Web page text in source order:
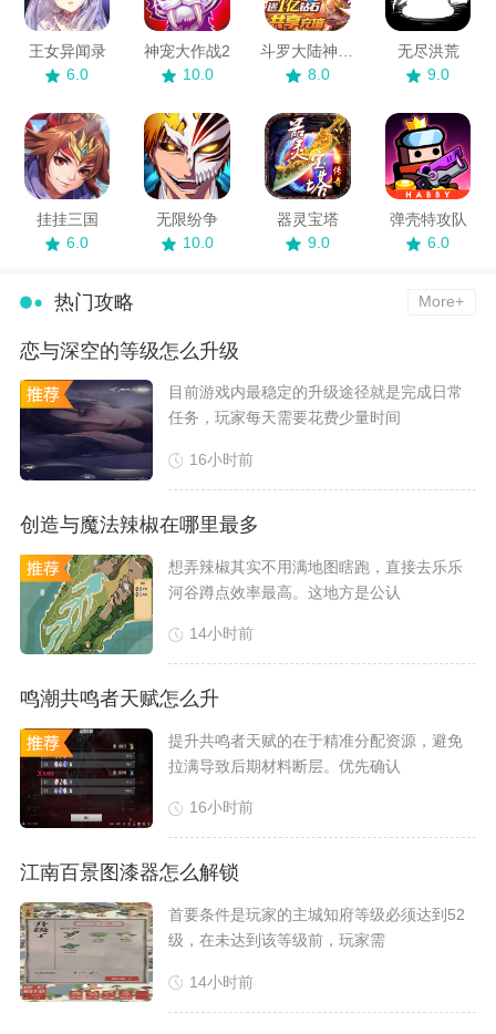
王女异闻录
6.0
神宠大作战2
10.0
8.0
无尽洪荒
9.0
挂挂三国
6.0
无限纷争
10.0
器灵宝塔
9.0
弹壳特攻队
6.0
热门攻略 More+
恋与深空的等级怎么升级
​目前游戏内最稳定的升级途径就是完成日常
任务，玩家每天需要花费少量时间
16小时前
创造与魔法辣椒在哪里最多
​想弄辣椒其实不用满地图瞎跑，直接去乐乐
河谷蹲点效率最高。这地方是公认
14小时前
鸣潮共鸣者天赋怎么升
​提升共鸣者天赋的在于精准分配资源，避免
拉满导致后期材料断层。优先确认
16小时前
江南百景图漆器怎么解锁
​首要条件是玩家的主城知府等级必须达到52
级，在未达到该等级前，玩家需
14小时前